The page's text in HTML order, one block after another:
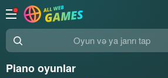
Oyun və ya janrı tap
Piano oyunlar